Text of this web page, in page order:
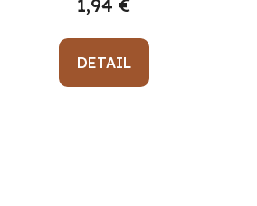
1,94 €
DETAIL